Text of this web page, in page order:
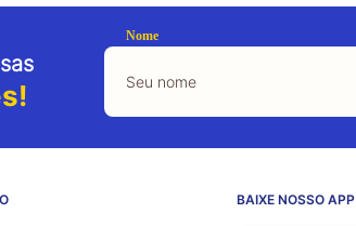
Nome
BAIXE NOSSO APP